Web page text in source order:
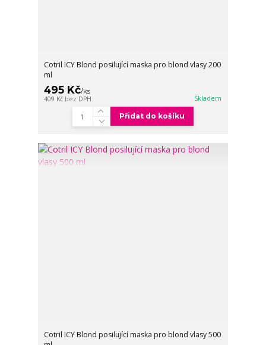
Cotril ICY Blond posilující maska pro blond vlasy 200
ml
495 Kč/ks
409 Kč bez DPH Skladem
Přidat do košíku
Cotril ICY Blond posilující maska pro blond vlasy 500